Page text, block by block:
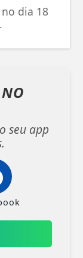
dia 18
NO
seu app